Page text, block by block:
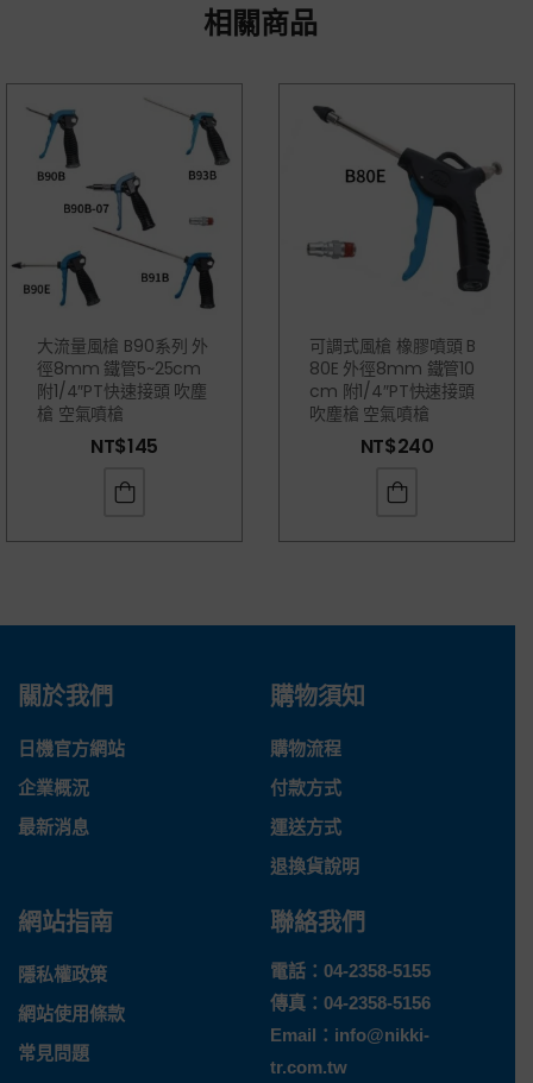
相關商品
大流量風槍 B90系列 外
徑8mm 鐵管5~25cm
附1/4″PT快速接頭 吹塵
槍 空氣噴槍
NT$145
可調式風槍 橡膠噴頭 B
80E 外徑8mm 鐵管10
Cm 附1/4″PT快速接頭
吹塵槍 空氣噴槍
NT$240
關於我們
日機官方網站
企業概況
最新消息
購物須知
購物流程
付款方式
運送方式
退換貨說明
網站指南
隱私權政策
網站使用條款
常見問題
聯絡我們
電話： 04-2358-5155
傳真：04-2358-5156
Email： info@nikki-
tr.com.tw